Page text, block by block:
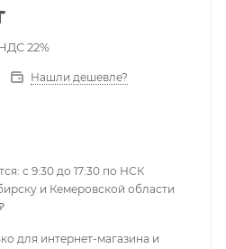
22%
Нашли дешевле?
с 9:30 до 17:30 по НСК
и Кемеровской области
для интернет-магазина и